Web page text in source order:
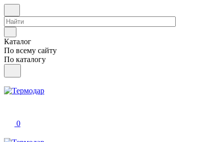
Каталог
По всему сайту
По каталогу
0